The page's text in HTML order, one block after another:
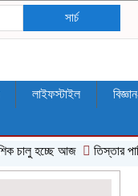
সার্চ
লাইফস্টাইল
চালু হচ্ছে আজ ‎তিস্তার পানি